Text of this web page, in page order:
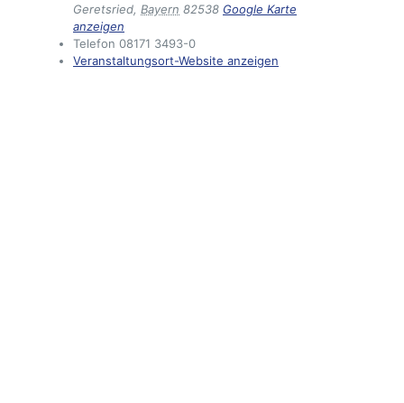
Geretsried, Bayern 82538 Google Karte
anzeigen
Telefon 08171 3493-0
Veranstaltungsort-Website anzeigen